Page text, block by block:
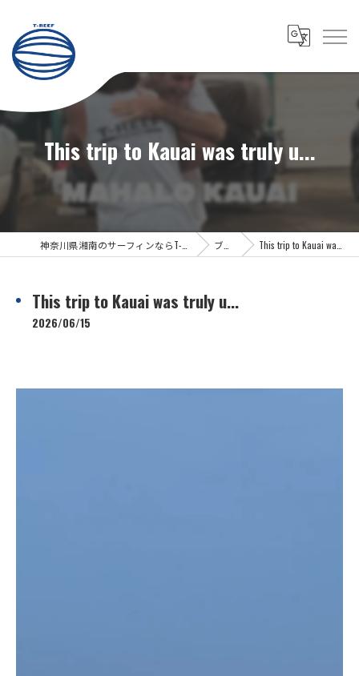
This trip to Kauai was truly u...
ブログ This trip to Kauai was truly u...
This trip to Kauai was truly u...
2026/06/15